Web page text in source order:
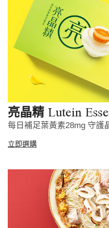
亮晶精 Lutein
每日補足葉黃素28mg 守護
立即選購